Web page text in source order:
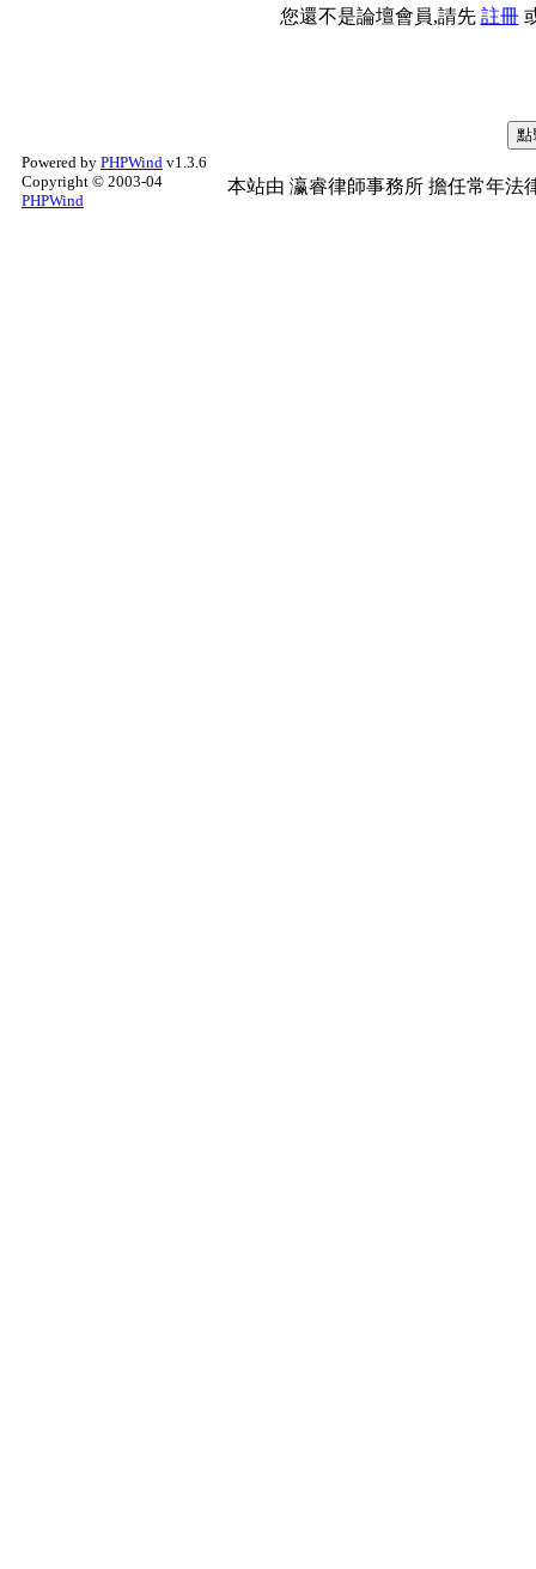
您還不是論壇會員,請先 註冊
Powered by PHPWind v1.3.6
Copyright © 2003-04
PHPWind
本站由 瀛睿律師事務所 擔任常年法